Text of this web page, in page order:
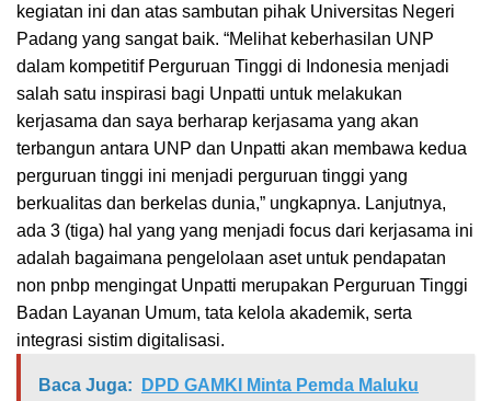
kegiatan ini dan atas sambutan pihak Universitas Negeri
Padang yang sangat baik. “Melihat keberhasilan UNP
dalam kompetitif Perguruan Tinggi di Indonesia menjadi
salah satu inspirasi bagi Unpatti untuk melakukan
kerjasama dan saya berharap kerjasama yang akan
terbangun antara UNP dan Unpatti akan membawa kedua
perguruan tinggi ini menjadi perguruan tinggi yang
berkualitas dan berkelas dunia,” ungkapnya. Lanjutnya,
ada 3 (tiga) hal yang yang menjadi focus dari kerjasama ini
adalah bagaimana pengelolaan aset untuk pendapatan
non pnbp mengingat Unpatti merupakan Perguruan Tinggi
Badan Layanan Umum, tata kelola akademik, serta
integrasi sistim digitalisasi.
Baca Juga:
DPD GAMKI Minta Pemda Maluku